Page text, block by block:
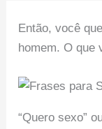
Então, você
homem. O que
“Quero sexo”